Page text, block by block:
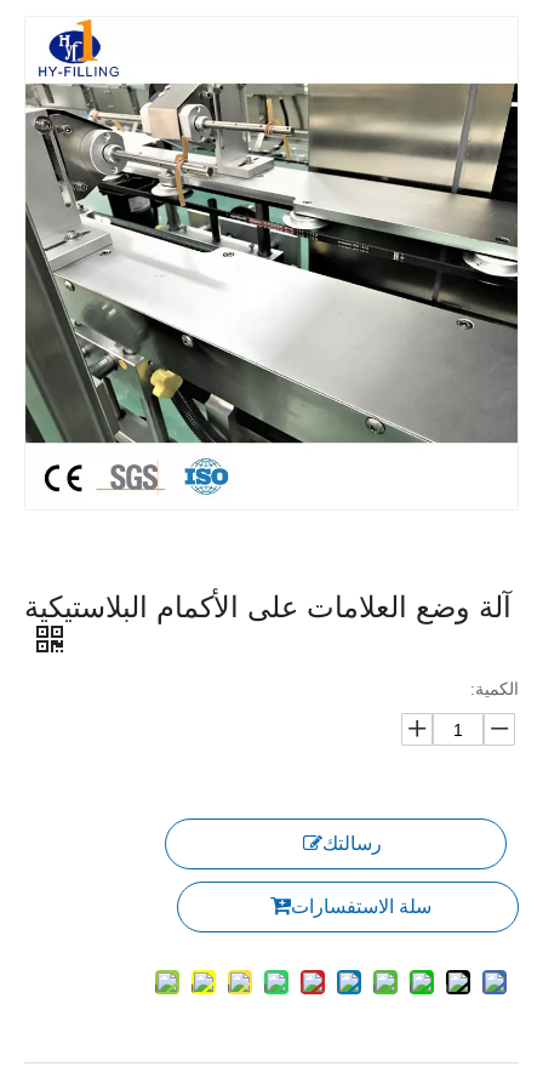
آلة وضع العلامات على الأكمام البلاستيكية
الكمية:
رسالتك
سلة الاستفسارات